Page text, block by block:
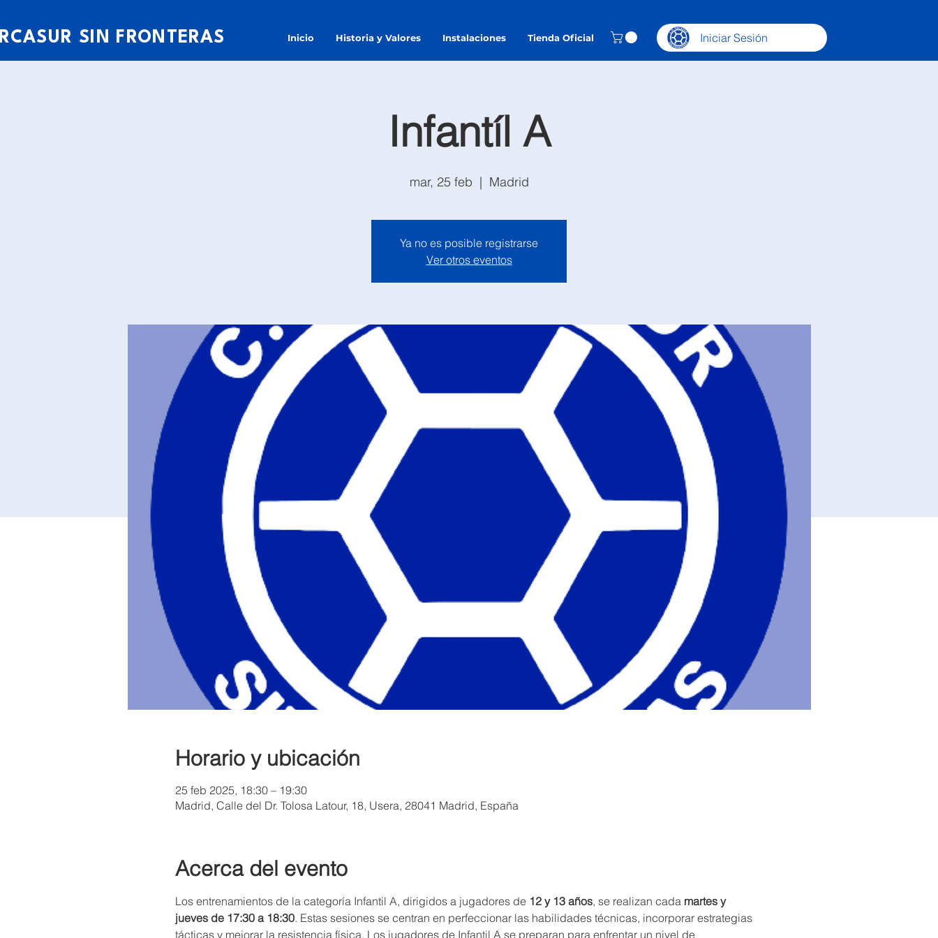
SIN FRONTERAS Inicio Historia y Valores Instalaciones Tienda Oficial Iniciar Sesión
Infantíl A
mar, 25 feb
  |
Madrid
Ya no es posible registrarse
Ver otros eventos
Horario y ubicación
25 feb 2025, 18:30 – 19:30
Madrid, Calle del Dr. Tolosa Latour, 18, Usera, 28041 Madrid, España
Acerca del evento
Los entrenamientos de la categoría Infantil A, dirigidos a jugadores de 12 y 13 años, se realizan cada martes y
jueves de 17:30 a 18:30. Estas sesiones se centran en perfeccionar las habilidades técnicas, incorporar estrategias
tácticas y mejorar la resistencia física. Los jugadores de Infantil A se preparan para enfrentar un nivel de